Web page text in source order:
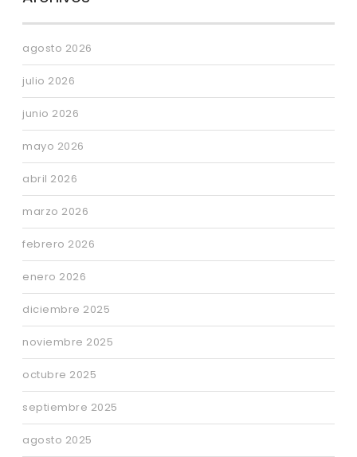
agosto 2026
julio 2026
junio 2026
mayo 2026
abril 2026
marzo 2026
febrero 2026
enero 2026
diciembre 2025
noviembre 2025
octubre 2025
septiembre 2025
agosto 2025